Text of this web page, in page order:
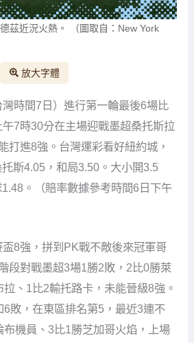
茲近況火熱。 （圖取自：New York
放大字體
時間7日）進行第一輪最後6場比
7時30分在主場迎戰墨超桑托斯拉
打進8強。台灣運彩看好紐約城，
斯4.05，和局3.50。大小開3.5
。（賠率數據參考時間6日下午
8強，拼到PK戰不敵後來冠軍哥
段對戰墨超3場1勝2敗，2比0勝萊
、1比2輸托路卡，未能晉級8強。
6敗，在東區排名第5，最近3連不
布機員、3比1勝芝加哥火焰，上場